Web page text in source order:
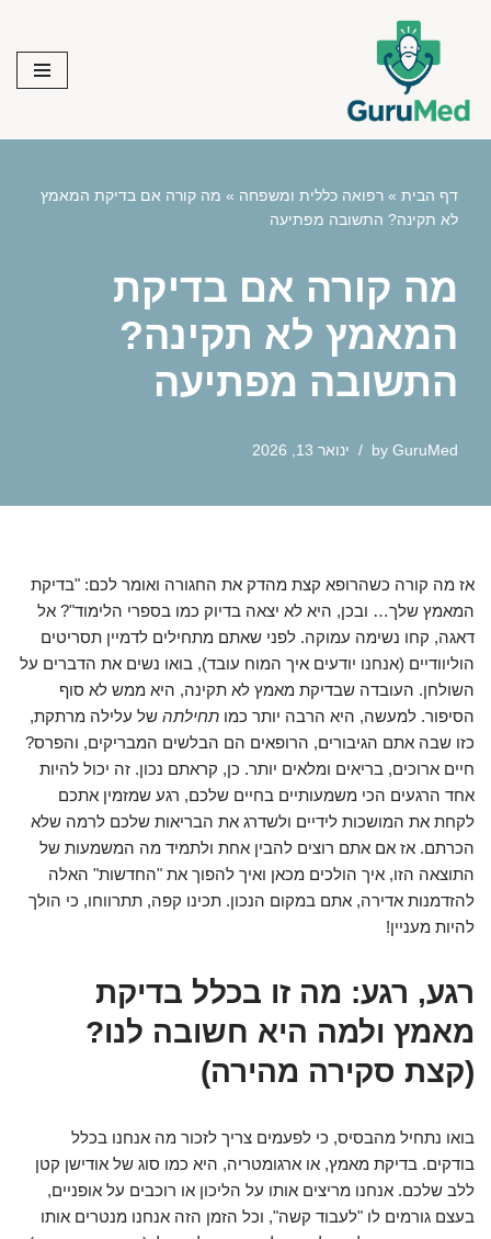
content
דף הבית » רפואה כללית ומשפחה » מה קורה אם בדיקת המאמץ
לא תקינה? התשובה מפתיעה
מה קורה אם בדיקת
המאמץ לא תקינה?
התשובה מפתיעה
by GuruMed ינואר 13, 2026
אז מה קורה כשהרופא קצת מהדק את החגורה ואומר לכם: "בדיקת
המאמץ שלך… ובכן, היא לא יצאה בדיוק כמו בספרי הלימוד"? אל
דאגה, קחו נשימה עמוקה. לפני שאתם מתחילים לדמיין תסריטים
הוליוודיים (אנחנו יודעים איך המוח עובד), בואו נשים את הדברים על
השולחן. העובדה שבדיקת מאמץ לא תקינה, היא ממש לא סוף
הסיפור. למעשה, היא הרבה יותר כמו תחילתה של עלילה מרתקת,
כזו שבה אתם הגיבורים, הרופאים הם הבלשים המבריקים, והפרס?
חיים ארוכים, בריאים ומלאים יותר. כן, קראתם נכון. זה יכול להיות
אחד הרגעים הכי משמעותיים בחיים שלכם, רגע שמזמין אתכם
לקחת את המושכות לידיים ולשדרג את הבריאות שלכם לרמה שלא
הכרתם. אז אם אתם רוצים להבין אחת ולתמיד מה המשמעות של
התוצאה הזו, איך הולכים מכאן ואיך להפוך את "החדשות" האלה
להזדמנות אדירה, אתם במקום הנכון. תכינו קפה, תתרווחו, כי הולך
להיות מעניין!
רגע, רגע: מה זו בכלל בדיקת
מאמץ ולמה היא חשובה לנו?
(קצת סקירה מהירה)
בואו נתחיל מהבסיס, כי לפעמים צריך לזכור מה אנחנו בכלל
בודקים. בדיקת מאמץ, או ארגומטריה, היא כמו סוג של אודישן קטן
ללב שלכם. אנחנו מריצים אותו על הליכון או רוכבים על אופניים,
בעצם גורמים לו "לעבוד קשה", וכל הזמן הזה אנחנו מנטרים אותו